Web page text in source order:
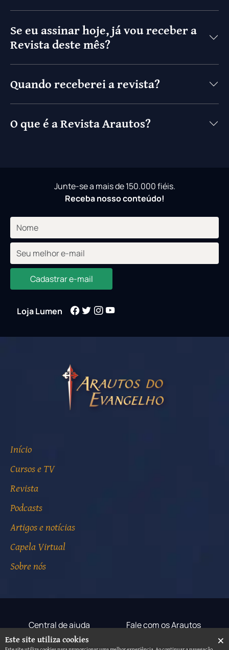
Se eu assinar hoje, já vou receber a
Revista deste mês?
Quando receberei a revista?
O que é a Revista Arautos?
Junte-se a mais de 150.000 fiéis.
Receba nosso conteúdo!
Cadastrar e-mail
Loja Lumen
Início
Cursos e TV
Revista
Podcasts
Artigos e notícias
Capela Virtual
Sobre nós
Central de ajuda Fale com os Arautos
Termos de uso
Este site utiliza cookies ×